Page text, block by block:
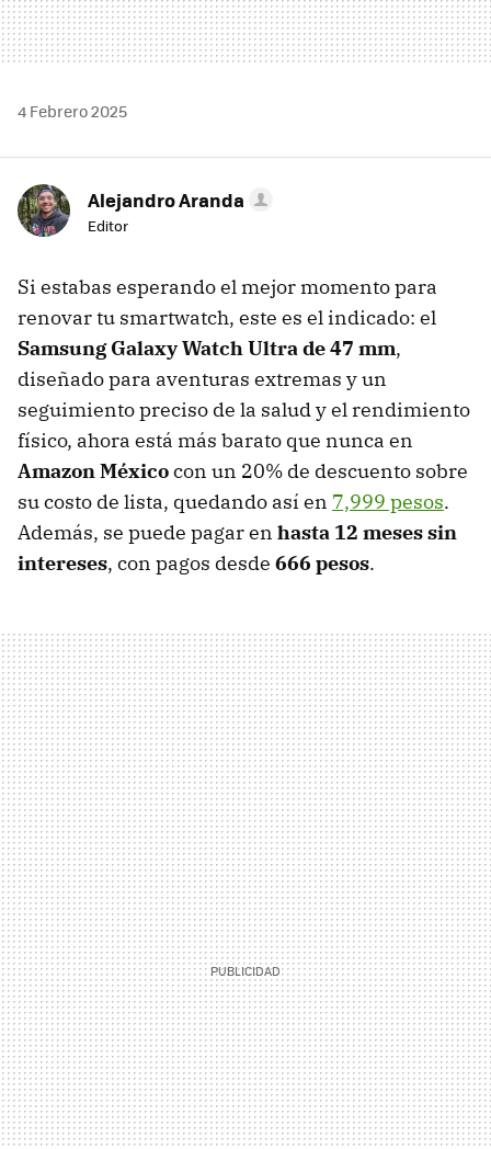
4 Febrero 2025
Alejandro Aranda
Editor
Si estabas esperando el mejor momento para
renovar tu smartwatch, este es el indicado: el
Samsung Galaxy Watch Ultra de 47 mm,
diseñado para aventuras extremas y un
seguimiento preciso de la salud y el rendimiento
físico, ahora está más barato que nunca en
Amazon Méxicocon un 20% de descuento sobre
su costo de lista, quedando así en 7,999 pesos.
Además, se puede pagar en hasta 12 meses sin
intereses, con pagos desde 666 pesos.